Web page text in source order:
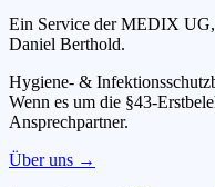
Ein Service der MEDIX
Daniel Berthold.
Hygiene- &
Wenn es um die §43-
Ansprechpartner.
Über uns →